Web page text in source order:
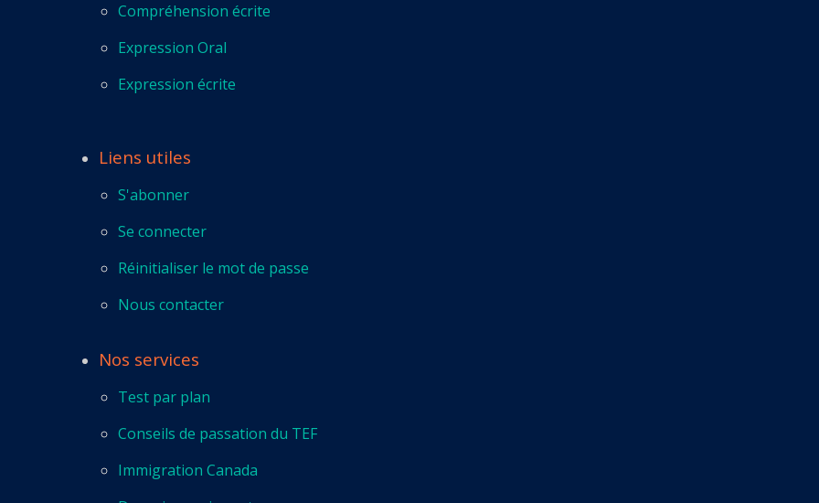
Compréhension écrite
Expression Oral
Expression écrite
Liens utiles
S'abonner
Se connecter
Réinitialiser le mot de passe
Nous contacter
Nos services
Test par plan
Conseils de passation du TEF
Immigration Canada